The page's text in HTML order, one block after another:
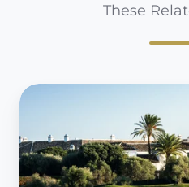
These
Connaissez-
vraiment
votre